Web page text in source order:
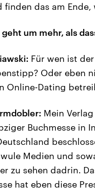
finden das am
geht um mehr, als
Für wen ist
Oder eben
Online-Dating
Mein
Buchmesse in
Medien und
zu sehen dadrin.
hat eben diese